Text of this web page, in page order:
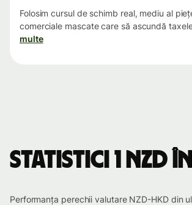
Folosim cursul de schimb real, mediu al
comerciale mascate care să ascundă
multe
Statistici 1 NZD
Performanța perechii valutare NZD-HKD din